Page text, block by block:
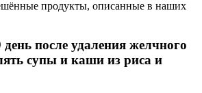
продукты, описанные в наших
после удаления желчного
супы и каши из риса и